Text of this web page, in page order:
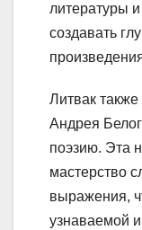
литературы
создавать
Литвак
Андрея
поэзию. Эта
мастерство
выражения,
узнаваемой